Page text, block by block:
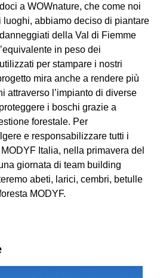
a WOWnature, che come noi
luoghi, abbiamo deciso di piantare
della Val di Fiemme
in peso dei
per stampare i nostri
mira anche a rendere più
attraverso l’impianto di diverse
i boschi grazie a
forestale. Per
e responsabilizzare tutti i
Italia, nella primavera del
giornata di team building
abeti, larici, cembri, betulle
MODYF.